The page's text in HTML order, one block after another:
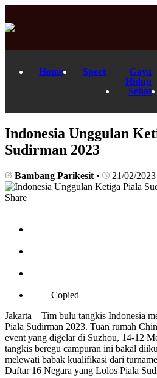
Home Sport
Gaya
Hidup
Sehat
Indonesia Unggulan
Sudirman 2023
Bambang Parikesit • 21/02/2023
Share
Copied
Jakarta – Tim bulu tangkis Indonesia
Piala Sudirman 2023. Tuan rumah
event yang digelar di Suzhou, 14-12
tangkis beregu campuran ini bakal
melewati babak kualifikasi dari
Daftar 16 Negara yang Lolos Piala